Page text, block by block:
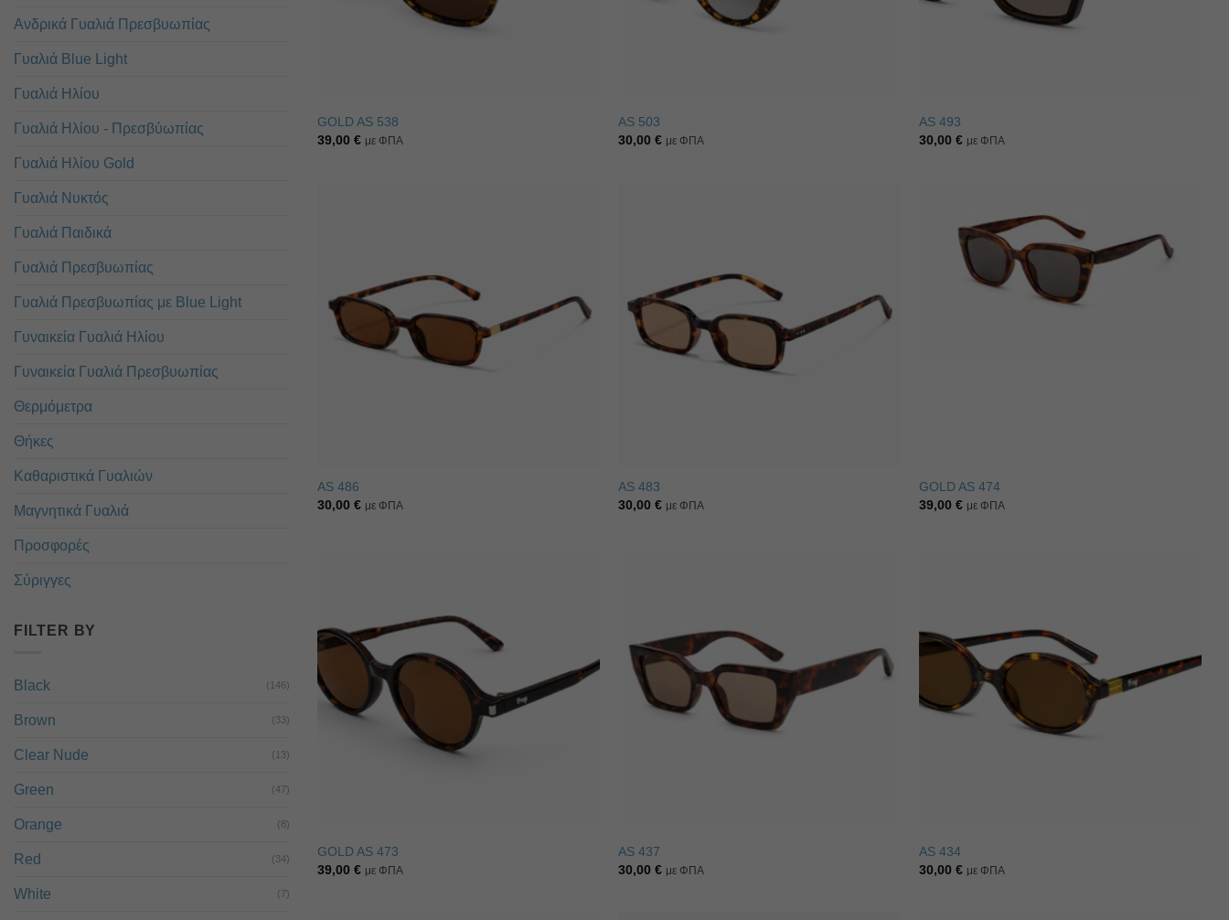
Ανδρικά Γυαλιά Πρεσβυωπίας
Γυαλιά Blue Light
Γυαλιά Ηλίου
Γυαλιά Ηλίου - Πρεσβύωπίας
Γυαλιά Ηλίου Gold
Γυαλιά Νυκτός
Γυαλιά Παιδικά
Γυαλιά Πρεσβυωπίας
Γυαλιά Πρεσβυωπίας με Blue Light
Γυναικεία Γυαλιά Ηλίου
Γυναικεία Γυαλιά Πρεσβυωπίας
Θερμόμετρα
Θήκες
Καθαριστικά Γυαλιών
Μαγνητικά Γυαλιά
Προσφορές
Σύριγγες
FILTER BY
Black (146)
Brown (33)
Clear Nude (13)
Green (47)
Orange (8)
Red (34)
White (7)
GOLD AS 538
39,00€ με ΦΠΑ
AS 503
30,00 € με ΦΠΑ
AS 493
30,00 € με ΦΠΑ
AS 486
30,00€ με ΦΠΑ
AS 483
30,00 € με ΦΠΑ
Πρόσθήκη
στην λίστα
επιθυμιών
GOLD AS 474
39,00 € με ΦΠΑ
GOLD AS 473
39,00€ με ΦΠΑ
AS 437
30,00 € με ΦΠΑ
AS 434
30,00 € με ΦΠΑ